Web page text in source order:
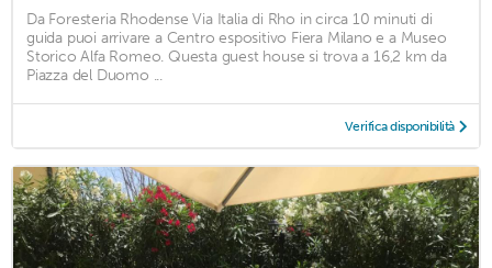
Da Foresteria Rhodense Via Italia di Rho in circa 10 minuti di
guida puoi arrivare a Centro espositivo Fiera Milano e a Museo
Storico Alfa Romeo. Questa guest house si trova a 16,2 km da
Piazza del Duomo ...
Verifica disponibilità